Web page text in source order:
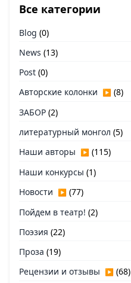
Все категории
Blog (0)
News (13)
Post (0)
Авторские колонки ▶ (8)
ЗАБОР (2)
литературный монгол (5)
Наши авторы ▶ (115)
Наши конкурсы (1)
Новости ▶ (77)
Пойдем в театр! (2)
Поэзия (22)
Проза (19)
Рецензии и отзывы ▶ (68)